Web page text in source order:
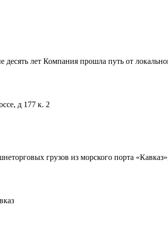
лет Компания прошла путь от
д 177 к. 2
грузов из морского порта